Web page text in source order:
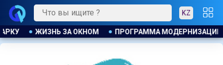
KZ
В ДЕЙСТВИИ ДЖАННИ ИНФАНТИНО ПРИЗНАЛ,